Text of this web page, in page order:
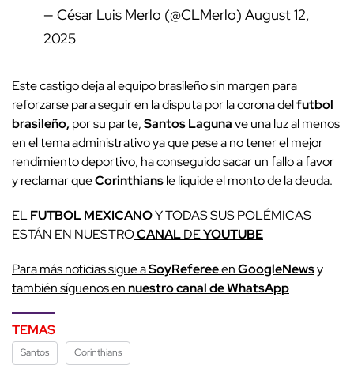
— César Luis Merlo (@CLMerlo) August 12,
2025
Este castigo deja al equipo brasileño sin margen para
reforzarse para seguir en la disputa por la corona delfutbol
brasileño, por su parte,Santos Lagunave una luz al menos
en el tema administrativo ya que pese a no tener el mejor
rendimiento deportivo, ha conseguido sacar un fallo a favor
y reclamar queCorinthiansle liquide el monto de la deuda.
ELFUTBOL MEXICANOY TODAS SUS POLÉMICAS
ESTÁN EN NUESTROCANALDEYOUTUBE
Para más noticias sigue aSoyRefereeenGoogleNewsy
también síguenos ennuestro canal de WhatsApp
TEMAS
Santos Corinthians